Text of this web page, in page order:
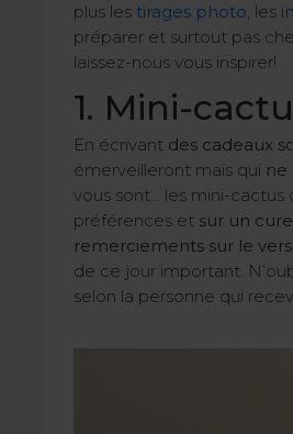
plus les tirages photo, les
préparer et surtout pas
laissez-nous vous inspirer!
1. Mini-
En écrivant des cadeaux
émerveilleront mais qui ne
vous sont... les mini-
préférences et sur un
remerciements sur le
de ce jour important.
selon la personne qui